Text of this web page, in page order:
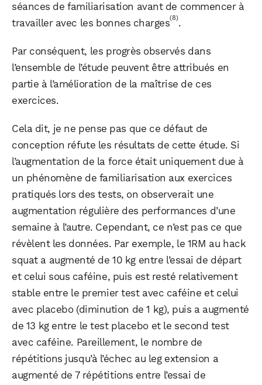
séances de familiarisation avant de commencer à
travailler avec les bonnes charges(8).
Par conséquent, les progrès observés dans
l’ensemble de l’étude peuvent être attribués en
partie à l’amélioration de la maîtrise de ces
exercices.
Cela dit, je ne pense pas que ce défaut de
conception réfute les résultats de cette étude. Si
l’augmentation de la force était uniquement due à
un phénomène de familiarisation aux exercices
pratiqués lors des tests, on observerait une
augmentation régulière des performances d’une
semaine à l’autre. Cependant, ce n’est pas ce que
révèlent les données. Par exemple, le 1RM au hack
squat a augmenté de 10 kg entre l’essai de départ
et celui sous caféine, puis est resté relativement
stable entre le premier test avec caféine et celui
avec placebo (diminution de 1 kg), puis a augmenté
de 13 kg entre le test placebo et le second test
avec caféine. Pareillement, le nombre de
répétitions jusqu’à l’échec au leg extension a
augmenté de 7 répétitions entre l’essai de